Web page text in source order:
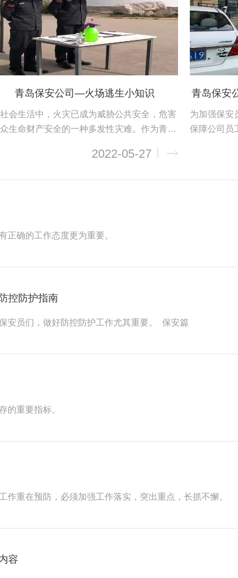
青岛保安公司—火场逃生小知识
会生活中，火灾已成为威胁公共安全，危害
生命财产安全的一种多发性灾难。作为青岛
的知识，在遇到险情的时候能冷静机智运用，
2022-05-27
青岛保安
为加强保安
保障公司员
正确的工作态度更为重要。
控防护指南
安员们，做好防控防护工作尤其重要。 保安篇
的重要指标。
重在预防，必须加强工作落实，突出重点，长抓不懈。
容